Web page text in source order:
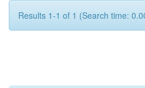
Results 1-1 of 1 (Search time: